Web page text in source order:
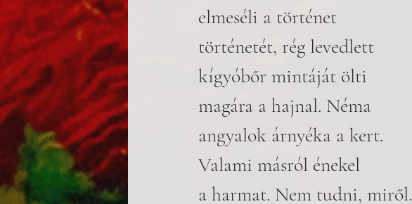
elmeséli a történet
történetét, rég levedlett
kígyóbőr mintáját ölti
magára a hajnal. Néma
angyalok árnyéka a kert.
Valami másról énekel
a harmat. Nem tudni, miről.